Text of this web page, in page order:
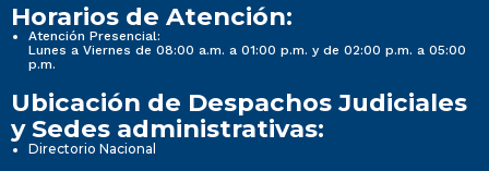
Horarios de Atención:
Atención Presencial:
Lunes a Viernes de 08:00 a.m. a 01:00 p.m. y de 02:00 p.m. a 05:00
p.m.
Ubicación de Despachos Judiciales
y Sedes administrativas:
Directorio Nacional